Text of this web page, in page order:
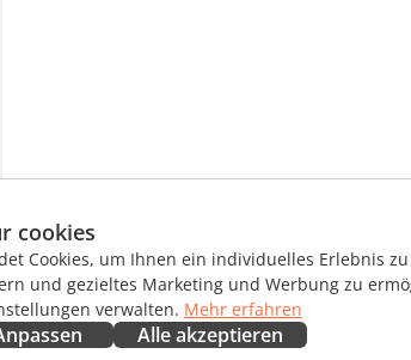
cookies
Cookies, um Ihnen ein individuelles Erlebnis
und gezieltes Marketing und Werbung zu
verwalten. Mehr erfahren
Alle akzeptieren